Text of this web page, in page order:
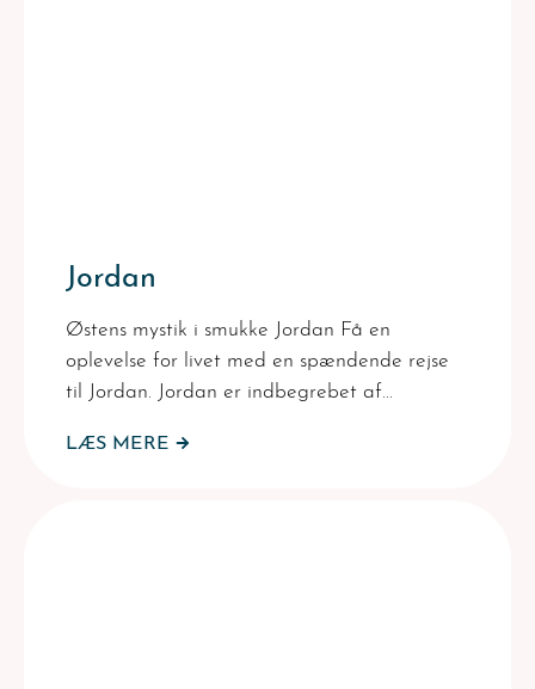
Jordan
Østens mystik i smukke Jordan Få en
oplevelse for livet med en spændende rejse
til Jordan. Jordan er indbegrebet af…
LÆS MERE